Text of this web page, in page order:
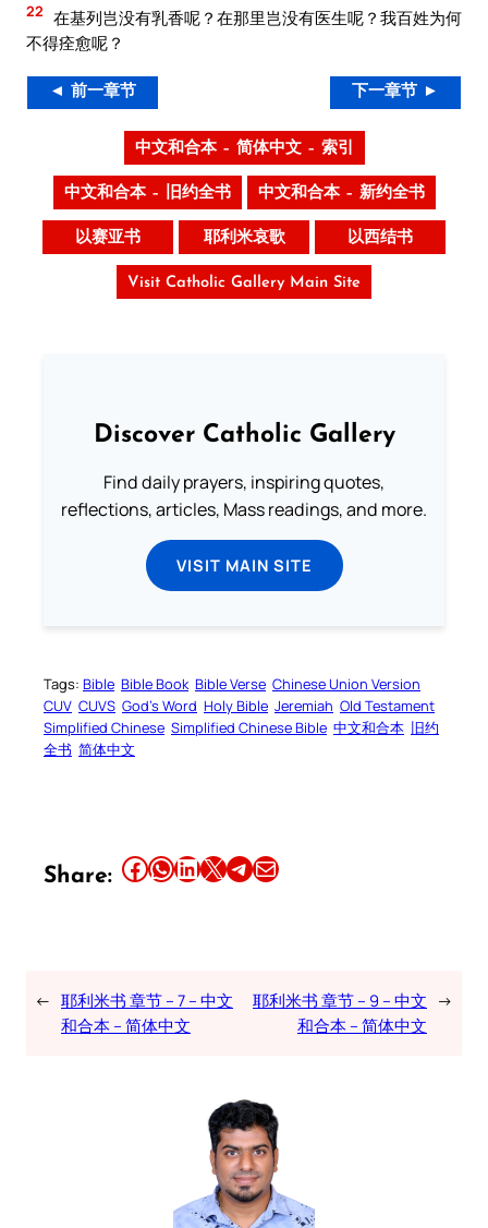
22 在基列岂没有乳香呢？在那里岂没有医生呢？我百姓为何
不得痊愈呢？
◄ 前一章节 下一章节 ►
中文和合本 – 简体中文 – 索引
中文和合本 – 旧约全书 中文和合本 – 新约全书
以赛亚书 耶利米哀歌 以西结书
Visit Catholic Gallery Main Site
Discover Catholic Gallery
Find daily prayers, inspiring quotes,
reflections, articles, Mass readings, and more.
VISIT MAIN SITE
Tags: Bible Bible Book Bible Verse Chinese Union Version
CUV CUVS God’s Word Holy Bible Jeremiah Old Testament
Simplified Chinese Simplified Chinese Bible 中文和合本 旧约
全书 简体中文
Share: Share this article on Facebook Share this article on WhatsApp Share this article on LinkedIn Share this article on X Share this article on TelegramEmail this Article
← 耶利米书 章节 – 7 – 中文
和合本 – 简体中文
耶利米书 章节 – 9 – 中文
和合本 – 简体中文
→